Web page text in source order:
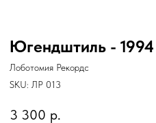
Югендштиль - 1994
Лоботомия Рекордс
SKU: ЛР 013
3 300 р.